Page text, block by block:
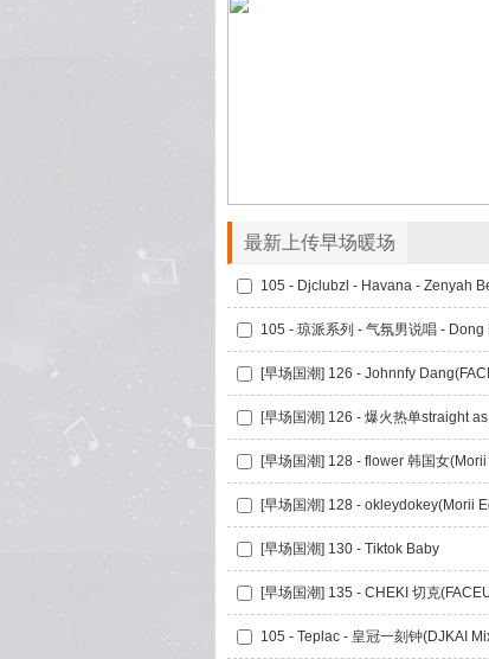
最新上传早场暖场
105 - Djclubzl - Havana - Zenyah
[早场国潮] 128 - flower 韩国女
[早场国潮] 128 - okleydokey(Morii
[早场国潮] 130 - Tiktok Baby
105 - Teplac - 皇冠一刻钟(DJKAI